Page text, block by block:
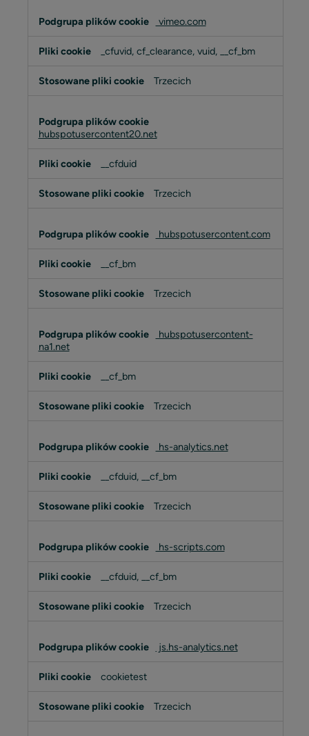
vimeo.com
_cfuvid, cf_clearance, vuid, __cf_bm
Trzecich
hubspotusercontent20.net
__cfduid
Trzecich
hubspotusercontent.com
__cf_bm
Trzecich
hubspotusercontent-
na1.net
__cf_bm
Trzecich
hs-analytics.net
__cfduid, __cf_bm
Trzecich
hs-scripts.com
__cfduid, __cf_bm
Trzecich
js.hs-analytics.net
cookietest
Trzecich